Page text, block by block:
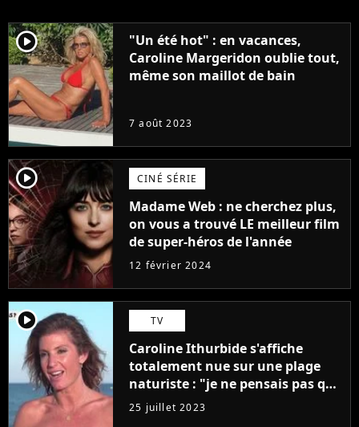
player2
"Un été hot" : en vacances,
Caroline Margeridon oublie tout,
même son maillot de bain
7 août 2023
player2 CINÉ SÉRIE
Madame Web : ne cherchez plus,
on vous a trouvé LE meilleur film
de super-héros de l'année
12 février 2024
player2 TV
Caroline Ithurbide s'affiche
totalement nue sur une plage
naturiste : "je ne pensais pas que
j'arriverais à le faire..."
25 juillet 2023